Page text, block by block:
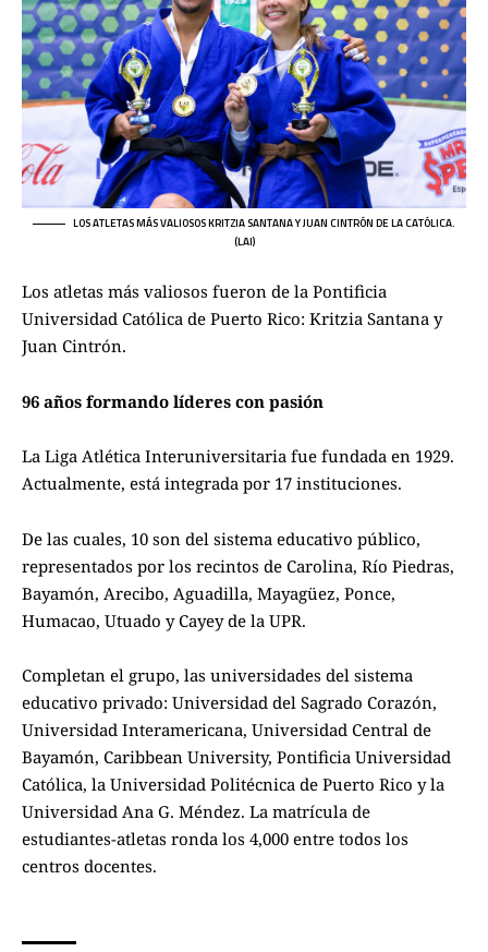
LOS ATLETAS MÁS VALIOSOS KRITZIA SANTANA Y JUAN CINTRÓN DE LA CATÓLICA.
(LAI)
Los atletas más valiosos fueron de la Pontificia
Universidad Católica de Puerto Rico: Kritzia Santana y
Juan Cintrón.
96 años formando líderes con pasión
La Liga Atlética Interuniversitaria fue fundada en 1929.
Actualmente, está integrada por 17 instituciones.
De las cuales, 10 son del sistema educativo público,
representados por los recintos de Carolina, Río Piedras,
Bayamón, Arecibo, Aguadilla, Mayagüez, Ponce,
Humacao, Utuado y Cayey de la UPR.
Completan el grupo, las universidades del sistema
educativo privado: Universidad del Sagrado Corazón,
Universidad Interamericana, Universidad Central de
Bayamón, Caribbean University, Pontificia Universidad
Católica, la Universidad Politécnica de Puerto Rico y la
Universidad Ana G. Méndez. La matrícula de
estudiantes-atletas ronda los 4,000 entre todos los
centros docentes.